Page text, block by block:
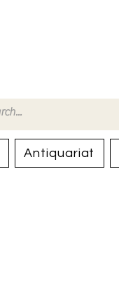
Antiquariat